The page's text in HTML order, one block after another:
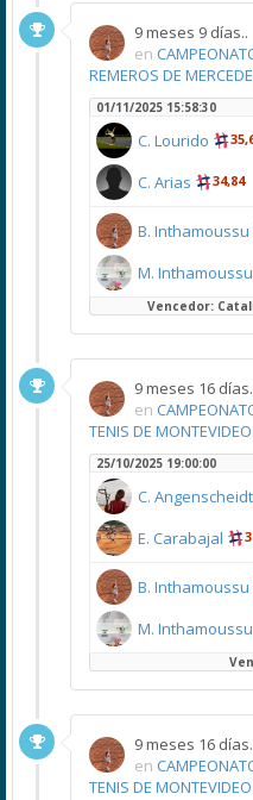
9 meses 9 días..
en
REMEROS DE
01/11/2025 15:58:30
C. Lourido
C. Arias 34,84
B. Inthamoussu
M. Inthamoussu
Vencedor:
9 meses 16
en
TENIS DE
25/10/2025 19:00:00
C. Angenscheidt
E. Carabajal
B. Inthamoussu
M. Inthamoussu
9 meses 16
en
TENIS DE